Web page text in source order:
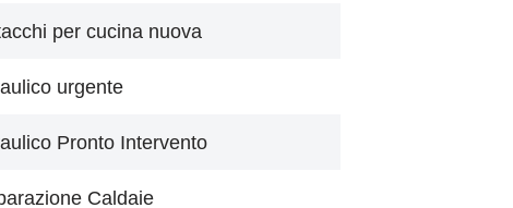
per cucina nuova
urgente
Pronto Intervento
Caldaie